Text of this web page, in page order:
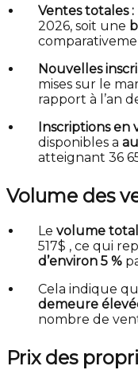
Ventes totales :
2026, soit une
Nouvelles
mises sur le
rapport à l’an
Inscriptions en
disponibles a
atteignant 36
Volume des
Le volume
517$ , ce qui
d’environ 5 %
Cela indique
demeure
nombre de
Prix des